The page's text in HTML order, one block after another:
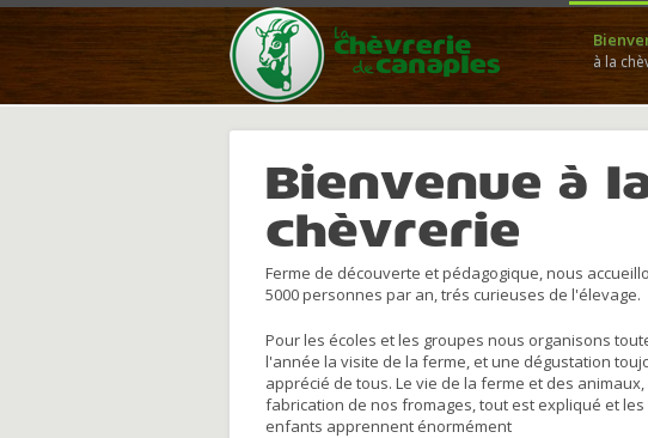
à la
Bienvenue à
chèvrerie
Ferme de découverte et pédagogique, nous
5000 personnes par an, trés curieuses de l'élevage.
Pour les écoles et les groupes nous organisons
l'année la visite de la ferme, et une dégustation
apprécié de tous. Le vie de la ferme et des animaux,
fabrication de nos fromages, tout est expliqué et les
enfants apprennent énormément